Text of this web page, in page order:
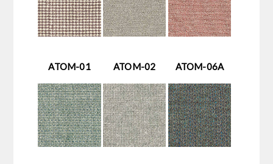
ATOM-01 ATOM-02 ATOM-06A